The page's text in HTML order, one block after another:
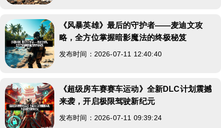
《风暴英雄》最后的守护者——麦迪文攻
略，全方位掌握暗影魔法的终极秘笈
发布时间：2026-07-11 12:40:40
《超级房车赛赛车运动》全新DLC计划震撼
来袭，开启极限驾驶新纪元
发布时间：2026-07-11 09:39:24